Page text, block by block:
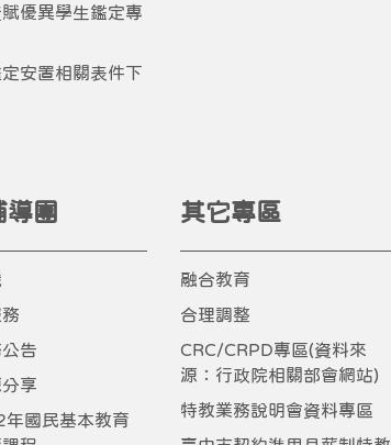
優異學生鑑定專
安置相關表件下
導團
告
享
年國民基本教育
其它專區
融合教育
合理調整
CRC/CRPD專區(資料來
源：行政院相關部會網站)
特教業務說明會資料專區